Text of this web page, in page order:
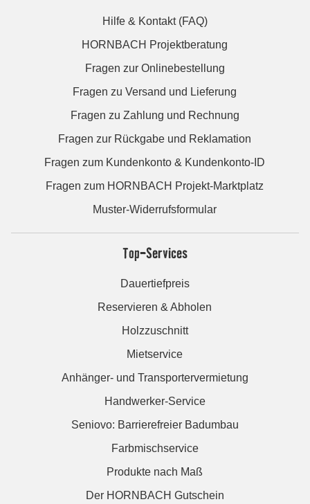
Hilfe & Kontakt (FAQ)
HORNBACH Projektberatung
Fragen zur Onlinebestellung
Fragen zu Versand und Lieferung
Fragen zu Zahlung und Rechnung
Fragen zur Rückgabe und Reklamation
Fragen zum Kundenkonto & Kundenkonto-ID
Fragen zum HORNBACH Projekt-Marktplatz
Muster-Widerrufsformular
Top-Services
Dauertiefpreis
Reservieren & Abholen
Holzzuschnitt
Mietservice
Anhänger- und Transportervermietung
Handwerker-Service
Seniovo: Barrierefreier Badumbau
Farbmischservice
Produkte nach Maß
Der HORNBACH Gutschein